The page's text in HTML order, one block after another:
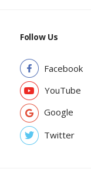
Follow Us
Facebook
YouTube
Google
Twitter